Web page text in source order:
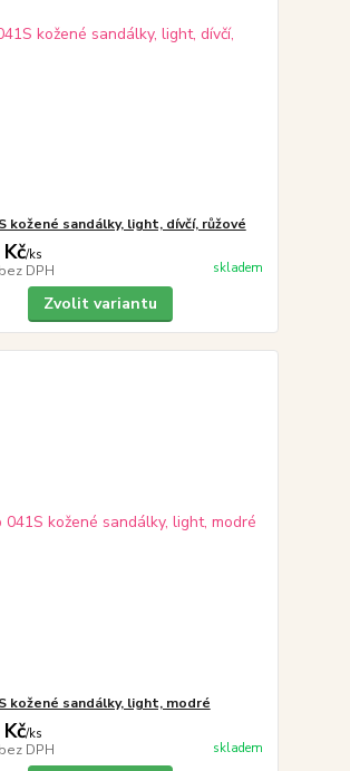
kožené sandálky, light, dívčí, růžové
/ks
bez DPH skladem
Zvolit variantu
kožené sandálky, light, modré
/ks
bez DPH skladem